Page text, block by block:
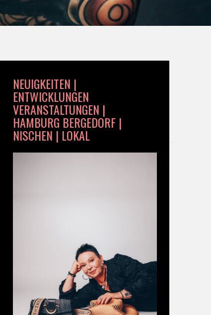
NEUIGKEITEN |
ENTWICKLUNGEN
VERANSTALTUNGEN |
HAMBURG BERGEDORF |
NISCHEN | LOKAL